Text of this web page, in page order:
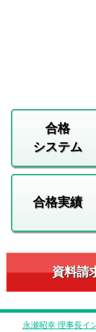
合格
システム
合格実績
資料請
永瀬昭幸 理事長イ